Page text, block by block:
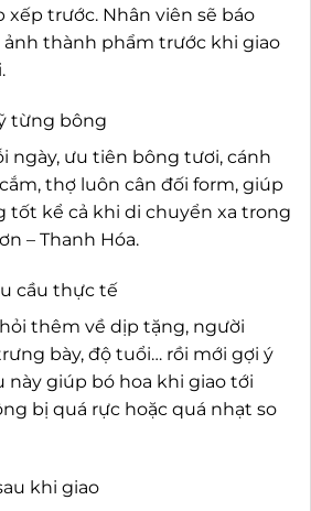
trước. Nhân viên sẽ báo
thành phẩm trước khi giao
từng bông
ngày, ưu tiên bông tươi, cánh
thợ luôn cân đối form, giúp
tốt kể cả khi di chuyển xa trong
– Thanh Hóa.
cầu thực tế
thêm về dịp tặng, người
bày, độ tuổi… rồi mới gợi ý
này giúp bó hoa khi giao tới
bị quá rực hoặc quá nhạt so
khi giao